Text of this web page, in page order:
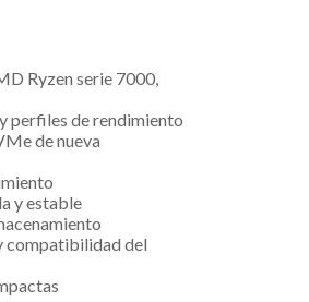
Ryzen serie 7000,
perfiles de rendimiento
de nueva
y estable
compatibilidad del